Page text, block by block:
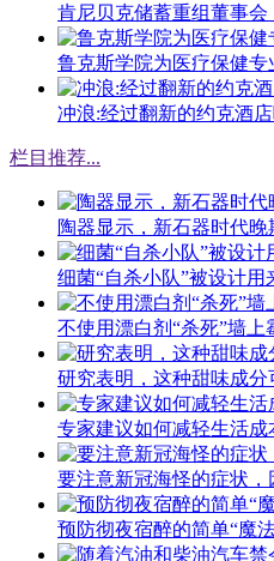
肯尼贝克储蓄重组董事
鲁克斯学院为医疗保健
冲浪:经过翻新的约克酒
栏目推荐...
陶器显示，新石器时代
细菌“自杀小队”被设计用
不使用漂白剂“杀死”墙
研究表明，这种甜味成
专家建议如何减轻生活成
要注意新冠海怪的症状
预防彻夜宿醉的简单“魔